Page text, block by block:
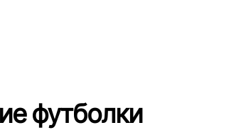
футболки